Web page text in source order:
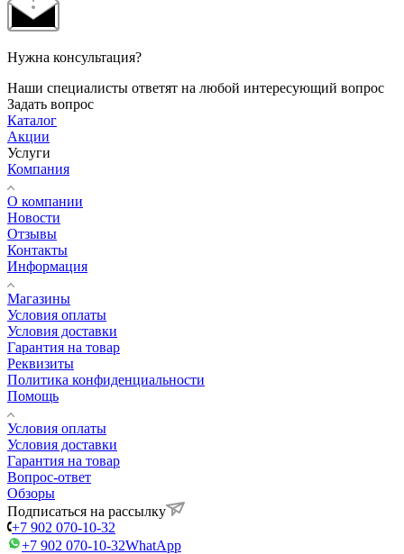
Нужна консультация?
Наши специалисты ответят на любой интересующий вопрос
Задать вопрос
Каталог
Акции
Услуги
Компания
О компании
Новости
Отзывы
Контакты
Информация
Магазины
Условия оплаты
Условия доставки
Гарантия на товар
Реквизиты
Политика конфиденциальности
Помощь
Условия оплаты
Условия доставки
Гарантия на товар
Вопрос-ответ
Обзоры
Подписаться на рассылку
+7 902 070-10-32
+7 902 070-10-32WhatApp